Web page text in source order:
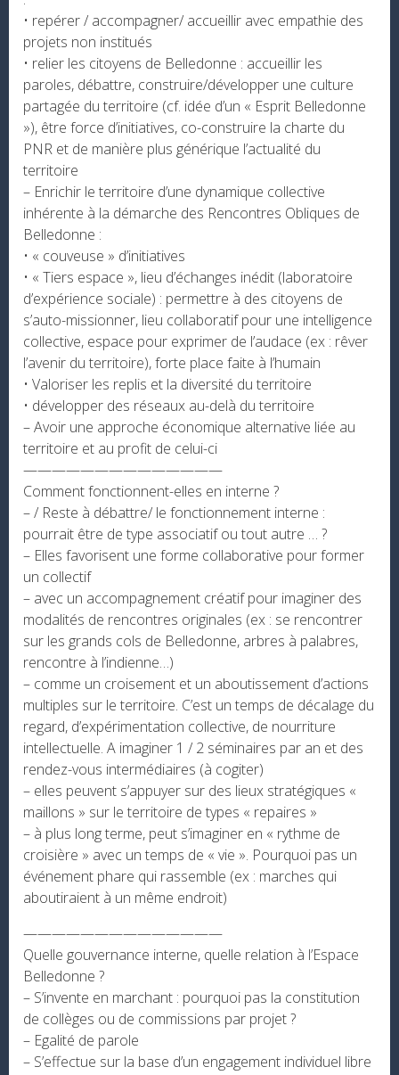
• repérer / accompagner/ accueillir avec empathie des
projets non institués
• relier les citoyens de Belledonne : accueillir les
paroles, débattre, construire/développer une culture
partagée du territoire (cf. idée d’un « Esprit Belledonne
»), être force d’initiatives, co-construire la charte du
PNR et de manière plus générique l’actualité du
territoire
– Enrichir le territoire d’une dynamique collective
inhérente à la démarche des Rencontres Obliques de
Belledonne :
• « couveuse » d’initiatives
• « Tiers espace », lieu d’échanges inédit (laboratoire
d’expérience sociale) : permettre à des citoyens de
s’auto-missionner, lieu collaboratif pour une intelligence
collective, espace pour exprimer de l’audace (ex : rêver
l’avenir du territoire), forte place faite à l’humain
• Valoriser les replis et la diversité du territoire
• développer des réseaux au-delà du territoire
– Avoir une approche économique alternative liée au
territoire et au profit de celui-ci
——————————————
Comment fonctionnent-elles en interne ?
– / Reste à débattre/ le fonctionnement interne :
pourrait être de type associatif ou tout autre … ?
– Elles favorisent une forme collaborative pour former
un collectif
– avec un accompagnement créatif pour imaginer des
modalités de rencontres originales (ex : se rencontrer
sur les grands cols de Belledonne, arbres à palabres,
rencontre à l’indienne…)
– comme un croisement et un aboutissement d’actions
multiples sur le territoire. C’est un temps de décalage du
regard, d’expérimentation collective, de nourriture
intellectuelle. A imaginer 1 / 2 séminaires par an et des
rendez-vous intermédiaires (à cogiter)
– elles peuvent s’appuyer sur des lieux stratégiques «
maillons » sur le territoire de types « repaires »
– à plus long terme, peut s’imaginer en « rythme de
croisière » avec un temps de « vie ». Pourquoi pas un
événement phare qui rassemble (ex : marches qui
aboutiraient à un même endroit)
——————————————
Quelle gouvernance interne, quelle relation à l’Espace
Belledonne ?
– S’invente en marchant : pourquoi pas la constitution
de collèges ou de commissions par projet ?
– Egalité de parole
– S’effectue sur la base d’un engagement individuel libre